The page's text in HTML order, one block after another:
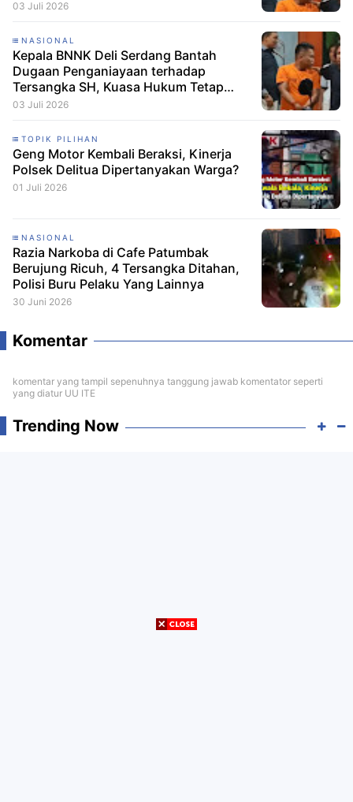
03 Juli 2026
NASIONAL
Kepala BNNK Deli Serdang Bantah
Dugaan Penganiayaan terhadap
Tersangka SH, Kuasa Hukum Tetap
Minta CCTV Dibuka
03 Juli 2026
TOPIK PILIHAN
Geng Motor Kembali Beraksi, Kinerja
Polsek Delitua Dipertanyakan Warga?
01 Juli 2026
NASIONAL
Razia Narkoba di Cafe Patumbak
Berujung Ricuh, 4 Tersangka Ditahan,
Polisi Buru Pelaku Yang Lainnya
30 Juni 2026
Komentar
komentar yang tampil sepenuhnya tanggung jawab komentator seperti
yang diatur UU ITE
Trending Now